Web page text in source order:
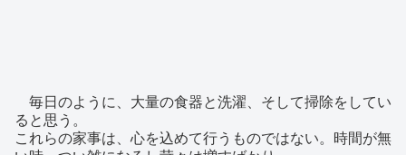
毎日のように、大量の食器と洗濯、そして掃除をしてい
ると思う。
これらの家事は、心を込めて行うものではない。時間が無